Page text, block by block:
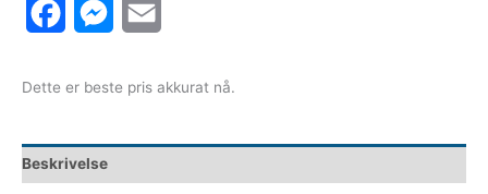
FacebookMessenger
Dette er beste pris akkurat nå.
Beskrivelse